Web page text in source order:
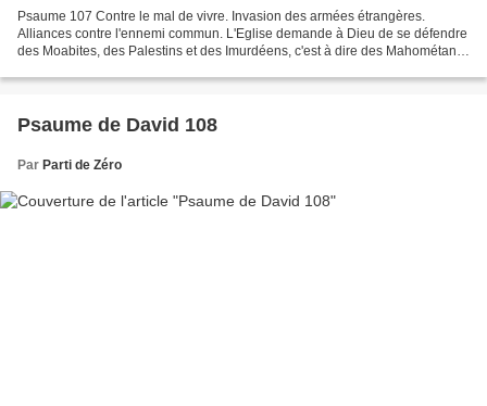
Psaume 107 Contre le mal de vivre. Invasion des armées étrangères.
Alliances contre l'ennemi commun. L'Eglise demande à Dieu de se défendre
des Moabites, des Palestins et des Imurdéens, c'est à dire des Mahométans
Psaume de David 108
Par Parti de Zéro